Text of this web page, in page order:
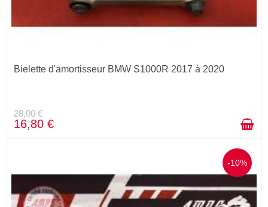
Bielette d'amortisseur BMW S1000R 2017 à 2020
28,00 €
16,80 €
-10%